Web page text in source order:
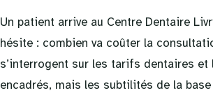
Un patient arrive au Centre Dentaire
hésite : combien va coûter la
s’interrogent sur les tarifs dentaires et
encadrés, mais les subtilités de la